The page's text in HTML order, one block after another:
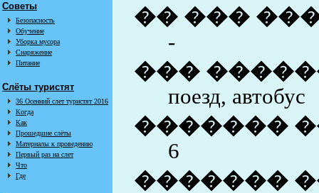
Советы
Безопасность
Обучение
Уборка мусора
Снаряжение
Питание
Слёты туристят
36 Осенний слет туристят 2016
Когда
Как
Прошедшие слёты
Материалы к проведению
Первый раз на слет
Что
Где
�� ���
-
���
поезд, автобус
�������
6
�������